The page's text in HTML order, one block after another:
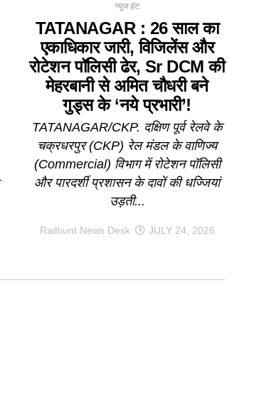
न्यूज हंट
TATANAGAR : 26 साल का
एकाधिकार जारी, विजिलेंस और
रोटेशन पॉलिसी ढेर, Sr DCM की
मेहरबानी से अमित चौधरी बने
गुड्स के ‘नये प्रभारी’!
TATANAGAR/CKP. दक्षिण पूर्व रेलवे के
चक्रधरपुर (CKP) रेल मंडल के वाणिज्य
(Commercial) विभाग में रोटेशन पॉलिसी
और पारदर्शी प्रशासन के दावों की धज्जियां
उड़ती...
Railhunt News Desk JULY 24, 2026